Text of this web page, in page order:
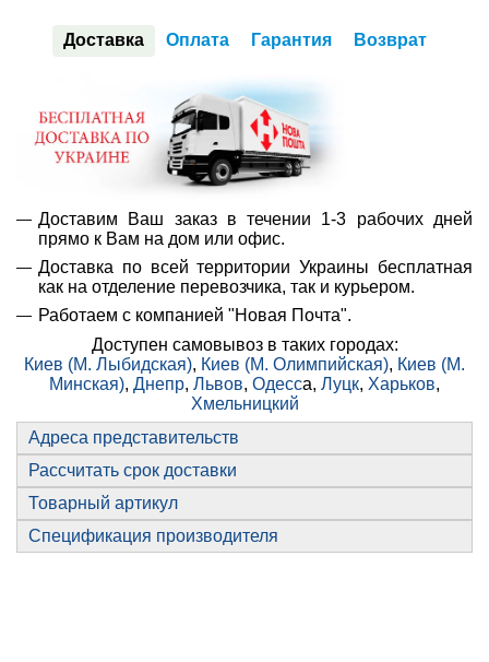
Доставка Оплата Гарантия Возврат
Доставим Ваш заказ в течении 1-3 рабочих дней
прямо к Вам на дом или офис.
Доставка по всей территории Украины бесплатная
как на отделение перевозчика, так и курьером.
Работаем с компанией "Новая Почта".
Доступен самовывоз в таких городах:
Киев (М. Лыбидская), Киев (М. Олимпийская), Киев (М.
Минская), Днепр, Львов, Одесса, Луцк, Харьков,
Хмельницкий
Адреса представительств
Рассчитать срок доставки
Товарный артикул
Спецификация производителя